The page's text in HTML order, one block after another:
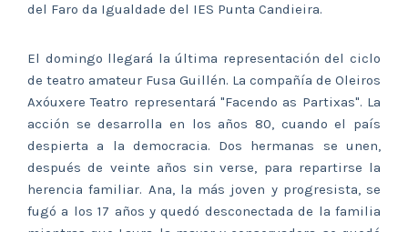
del Faro da Igualdade del IES Punta Candieira.
El domingo llegará la última representación del ciclo
de teatro amateur Fusa Guillén. La compañía de Oleiros
Axóuxere Teatro representará "Facendo as Partixas". La
acción se desarrolla en los años 80, cuando el país
despierta a la democracia. Dos hermanas se unen,
después de veinte años sin verse, para repartirse la
herencia familiar. Ana, la más joven y progresista, se
fugó a los 17 años y quedó desconectada de la familia